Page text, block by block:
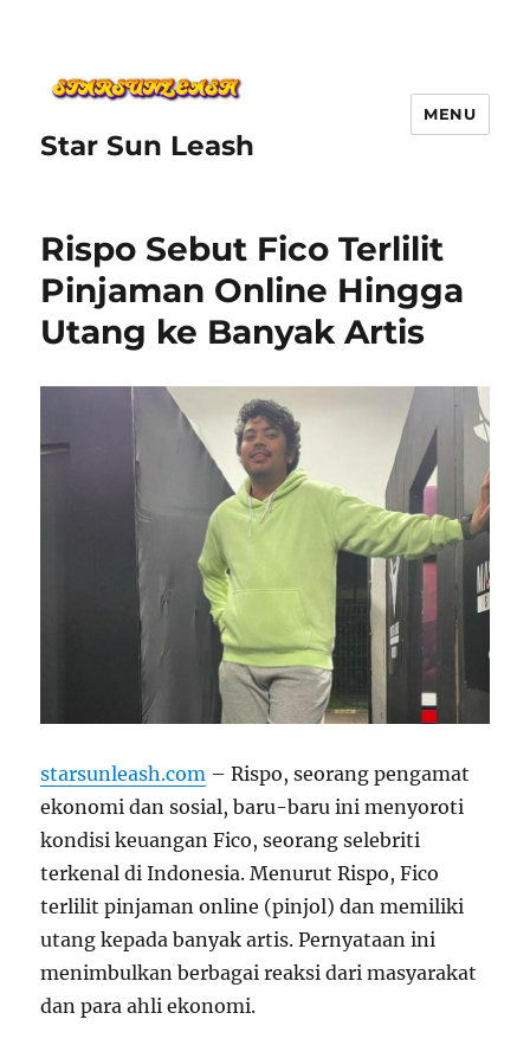
Star Sun Leash
MENU
Rispo Sebut Fico Terlilit
Pinjaman Online Hingga
Utang ke Banyak Artis
starsunleash.com – Rispo, seorang pengamat
ekonomi dan sosial, baru-baru ini menyoroti
kondisi keuangan Fico, seorang selebriti
terkenal di Indonesia. Menurut Rispo, Fico
terlilit pinjaman online (pinjol) dan memiliki
utang kepada banyak artis. Pernyataan ini
menimbulkan berbagai reaksi dari masyarakat
dan para ahli ekonomi.